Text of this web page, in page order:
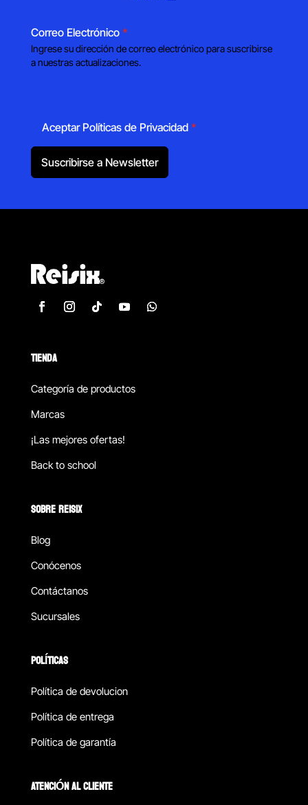
Correo Electrónico *
Ingrese su dirección de correo electrónico para suscribirse
a nuestras actualizaciones.
Aceptar Políticas de Privacidad *
Suscribirse a Newsletter
TIENDA
Categoría de productos
Marcas
¡Las mejores ofertas!
Back to school
SOBRE REISIX
Blog
Conócenos
Contáctanos
Sucursales
POLÍTICAS
Política de devolucion
Política de entrega
Política de garantía
ATENCIÓN AL CLIENTE